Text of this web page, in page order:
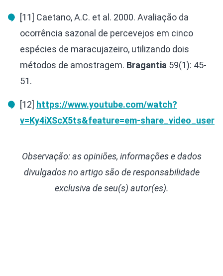
[11] Caetano, A.C. et al. 2000. Avaliação da
ocorrência sazonal de percevejos em cinco
espécies de maracujazeiro, utilizando dois
métodos de amostragem. Bragantia 59(1): 45-
51.
[12] https://www.youtube.com/watch?
v=Ky4iXScX5ts&feature=em-share_video_user
Observação: as opiniões, informações e dados
divulgados no artigo são de responsabilidade
exclusiva de seu(s) autor(es).